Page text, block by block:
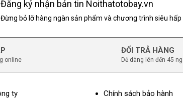
Đăng ký nhận bản tin Noithatotobay.vn
Đừng bỏ lỡ hàng ngàn sản phẩm và chương trình siêu hấp
online
ĐỔI TRẢ HÀNG
Dễ dàng lên đến 45
ty
Chính sách bảo hành